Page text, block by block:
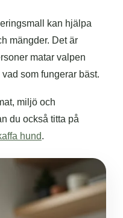
kan hjälpa
mängder. Det är
matar valpen
som fungerar bäst.
miljö och
du också titta på
hund.